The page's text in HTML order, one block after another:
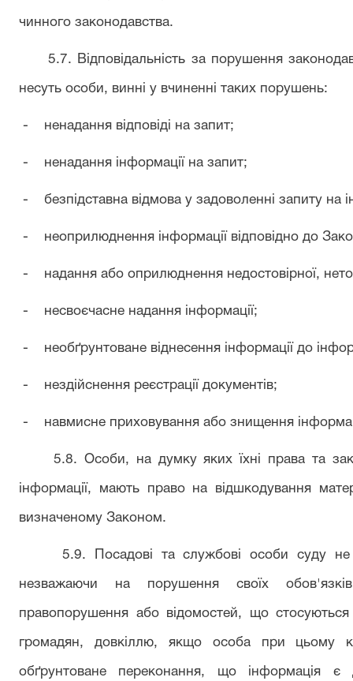
чинного законодавства.
5.7. Відповідальність за порушення
несуть особи, винні у вчиненні таких порушень:
- ненадання відповіді на запит;
- ненадання інформації на запит;
- безпідставна відмова у задоволенні запиту на
- неоприлюднення інформації відповідно до
- надання або оприлюднення недостовірної,
- несвоєчасне надання інформації;
- необґрунтоване віднесення інформації до
- нездійснення реєстрації документів;
- навмисне приховування або знищення
5.8. Особи, на думку яких їхні права та
інформації, мають право на відшкодування
визначеному Законом.
5.9. Посадові та службові особи суду не
незважаючи на порушення своїх
правопорушення або відомостей, що
громадян, довкіллю, якщо особа при цьому
обґрунтоване переконання, що інформація